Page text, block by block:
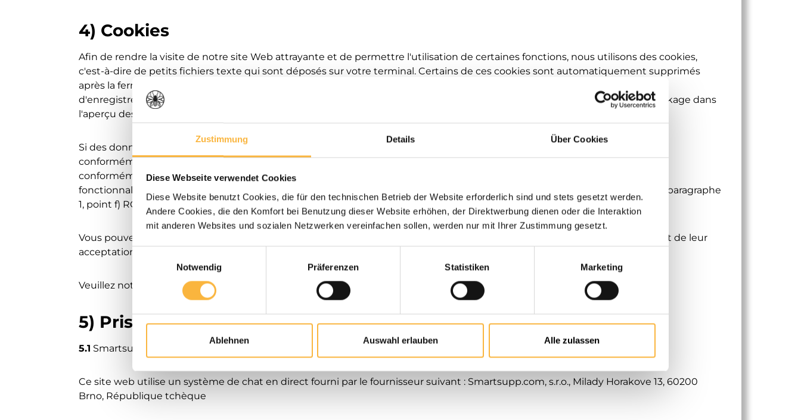
Zustimmung Details Über Cookies
Diese Webseite verwendet Cookies
Diese Website benutzt Cookies, die für den technischen Betrieb der Website erforderlich sind und stets gesetzt werden.
Andere Cookies, die den Komfort bei Benutzung dieser Website erhöhen, der Direktwerbung dienen oder die Interaktion
mit anderen Websites und sozialen Netzwerken vereinfachen sollen, werden nur mit Ihrer Zustimmung gesetzt.
Einwilligungsauswahl
Notwendig
Präferenzen Statistiken Marketing
Ablehnen Auswahl erlauben Alle zulassen
4) Cookies
Afin de rendre la visite de notre site Web attrayante et de permettre l'utilisation de certaines fonctions, nous utilisons des cookies,
c'est-à-dire de petits fichiers texte qui sont déposés sur votre terminal. Certains de ces cookies sont automatiquement supprimés
après la fermeture du navigateur (« cookies de session »), d'autres restent plus longtemps sur votre terminal et permettent
d'enregistrer les paramètres de la page (« cookies persistants »). Dans ce dernier cas, vous pouvez consulter la durée de stockage dans
l'aperçu des paramètres de cookies de votre navigateur web.
Si des données à caractère personnel sont également traitées par certains cookies que nous utilisons, le traitement a lieu
conformément à l'article 6, paragraphe 1, point b) RGPD, en vue de l'exécution du contrat en cas de consentement donné
conformément à l'article 6, paragraphe 1, point a) RGPD , ou aux fins de la sauvegarde de nos intérêts légitimes à la meilleure
fonctionnalité possible du site Web et à une conception conviviale et efficace de la visite du site conformément à l'article 6, paragraphe
1, point f) RGPD.
Vous pouvez configurer votre navigateur de manière à être informé de l'installation de cookies et à décider individuellement de leur
acceptation ou à exclure l'acceptation de cookies dans certains cas ou de manière générale.
Veuillez noter que si vous n'acceptez pas les cookies, la fonctionnalité de notre site Web peut être limitée.
5) Prise de contact
5.1 Smartsupp
Ce site web utilise un système de chat en direct fourni par le fournisseur suivant : Smartsupp.com, s.r.o., Milady Horakove 13, 60200
Brno, République tchèque